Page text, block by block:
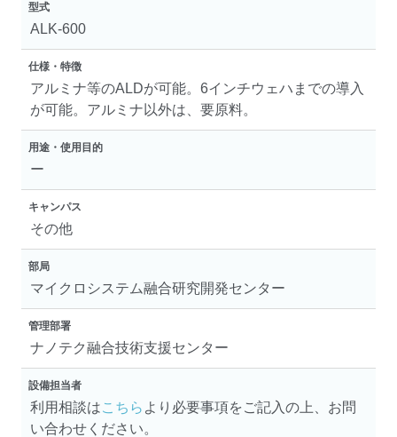
型式
ALK-600
仕様・特徴
アルミナ等のALDが可能。6インチウェハまでの導⼊
が可能。アルミナ以外は、要原料。
用途・使用目的
ー
キャンパス
その他
部局
マイクロシステム融合研究開発センター
管理部署
ナノテク融合技術支援センター
設備担当者
利用相談はこちら より必要事項をご記入の上、お問
い合わせください。